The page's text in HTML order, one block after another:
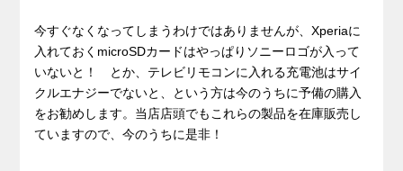
今すぐなくなってしまうわけではありませんが、Xperiaに
入れておくmicroSDカードはやっぱりソニーロゴが入って
いないと！ とか、テレビリモコンに入れる充電池はサイ
クルエナジーでないと、という方は今のうちに予備の購入
をお勧めします。当店店頭でもこれらの製品を在庫販売し
ていますので、今のうちに是非！